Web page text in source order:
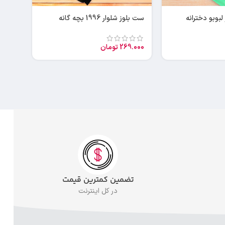
دخترانه ست بلوز شلوار 1996 بچه گانه
269.000تومان
تضمین کمترین قیمت
در کل اینترنت